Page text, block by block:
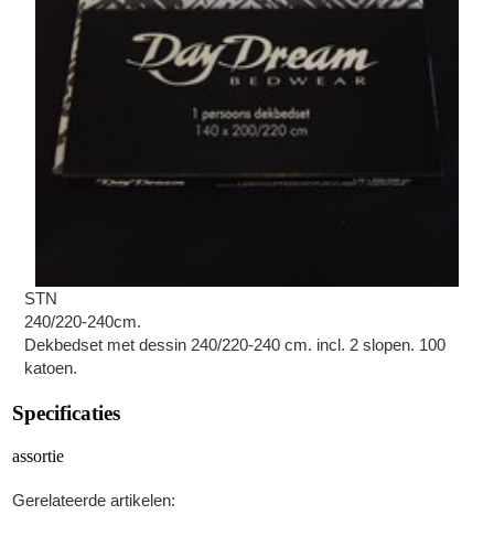
STN
240/220-240cm.
Dekbedset met dessin 240/220-240 cm. incl. 2 slopen. 100
katoen.
Specificaties
assortie
Gerelateerde artikelen: